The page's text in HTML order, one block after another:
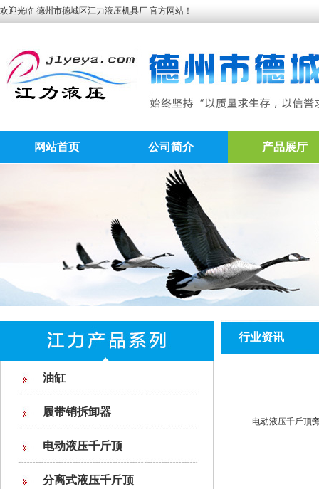
欢迎光临 德州市德城区江力液压机具厂 官方网站！
网站首页 公司简介 产品展厅
油缸
履带销拆卸器
电动液压千斤顶
分离式液压千斤顶
行业资讯
电动液压千斤顶